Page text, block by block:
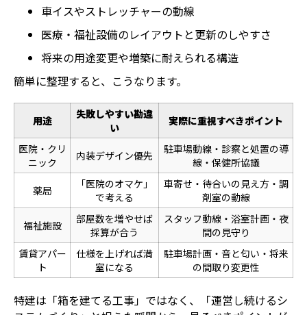
車イスやストレッチャーの動線
医療・福祉設備のレイアウトと更新のしやすさ
将来の用途変更や増築に耐えられる構造
簡単に整理すると、こうなります。
用途
失敗しやすい勘違
い
実際に重視すべきポイント
医院・クリ
ニック
内装デザイン優先
駐車場動線・診察と処置の導
線・保健所協議
薬局
「医院のオマケ」
で考える
車寄せ・待合いの見え方・調
剤室の動線
福祉施設
部屋数を増やせば
採算が合う
スタッフ動線・浴室計画・夜
間の見守り
賃貸アパー
ト
仕様を上げれば満
室になる
駐車場計画・音と匂い・将来
の間取り変更性
特建は「箱を建てる工事」ではなく、「運営し続けるシ